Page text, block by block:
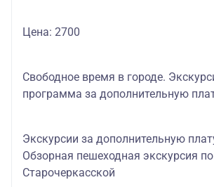
Цена: 2700
Свободное время в городе.
программа за дополнительную
Экскурсии за дополнительную
Обзорная пешеходная экскурсия по
Старочеркасской